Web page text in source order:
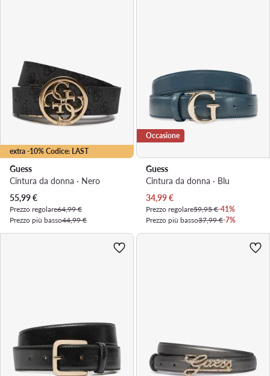
extra -10% Codice: LAST
Guess
Cintura da donna · Nero
Prezzo attuale
55,99€
Prezzo regolare64,99 €
Prezzo più basso44,99 €
Occasione
Guess
Cintura da donna · Blu
Prezzo attuale
34,99€
Prezzo regolare59,95 €-41%
Prezzo più basso37,99 €-7%